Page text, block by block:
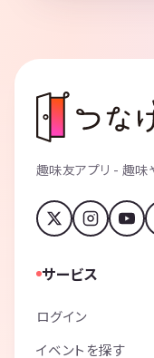
趣味友アプリ - 趣味
サービス
ログイン
イベントを探す